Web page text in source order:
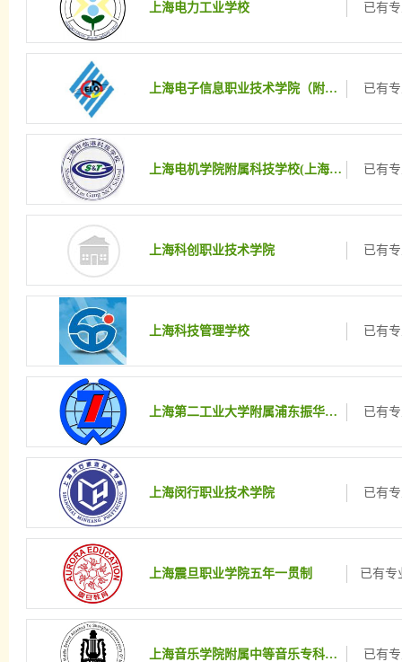
上海电力工业学校 已有
上海电子信息职业技术学院（附属中职班） 已有
上海电机学院附属科技学校(上海市临港科技学校) 已有
上海科创职业技术学院 已有
上海科技管理学校 已有
上海第二工业大学附属浦东振华外经职业技术学校 已有
上海闵行职业技术学院 已有
上海震旦职业学院五年一贯制 已有专
上海音乐学院附属中等音乐专科学校 已有